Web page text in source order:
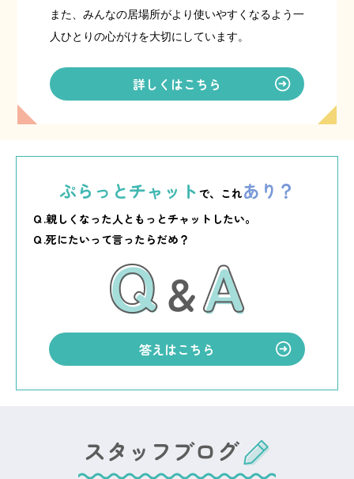
また、みんなの居場所がより使いやすくなるよう一
人ひとりの心がけを大切にしています。
詳しくはこちら
ぷらっとチャット で、これあり？
Ｑ.親しくなった人ともっとチャットしたい。
Ｑ.死にたいって言ったらだめ？
答えはこちら
スタッフブログ